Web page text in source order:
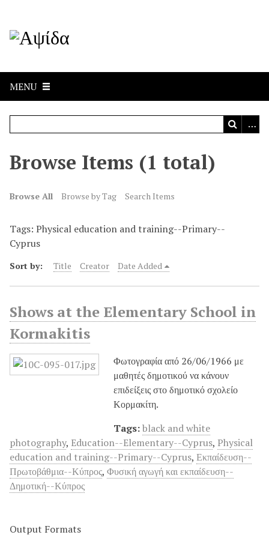
MENU
Browse Items (1 total)
Browse All Browse by Tag Search Items
Tags: Physical education and training--Primary--
Cyprus
Sort by: Title Creator Date Added
Shows at the Elementary School in
Kormakitis
Φωτογραφία από 26/06/1966 με
μαθητές δημοτικού να κάνουν
επιδείξεις στο δημοτικό σχολείο
Κορμακίτη.
Tags:black and white
photography, Education--Elementary--Cyprus, Physical
education and training--Primary--Cyprus, Εκπαίδευση--
Πρωτοβάθμια--Κύπρος, Φυσική αγωγή και εκπαίδευση--
Δημοτική--Κύπρος
Output Formats